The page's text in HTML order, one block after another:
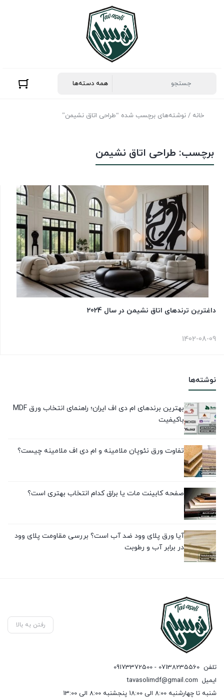
خانه / نوشته‌های برچسب شده “طراحی اتاق نشیمن”
نوشته‌ها
بهترین برندهای ام دی اف ایران؛ راهنمای انتخاب ورق MDF
باکیفیت
تفاوت ورق نئوپان ملامینه و ام دی اف ملامینه چیست؟
صفحه کابینت مات یا براق کدام انتخاب بهتری است؟
آیا ورق پلای وود ضد آب است؟ بررسی مقاومت پلای وود
در برابر آب و رطوبت
برچسب: طراحی اتاق نشیمن
داغترین ترندهای اتاق نشیمن در سال 2024
1402-08-09
رفتن به بالا
تلفن 07138235560 - 09173372500
ایمیل tavasolimdf@gmail.com
شنبه تا چهارشنبه 8:00 الی 18:00 پنجشنبه 8:00 الی 13:00